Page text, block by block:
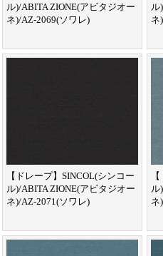
ル)/ABITA ZIONE(アビタジオー
ネ)/AZ-2069(ソワレ)
ル
ネ
【ドレープ】SINCOL(シンコー
ル)/ABITA ZIONE(アビタジオー
ネ)/AZ-2071(ソワレ)
ル
ネ